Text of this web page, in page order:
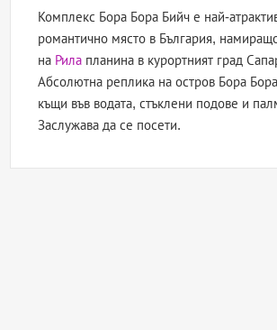
Комплекс Бора Бора Бийч е най-
романтично място в България,
на Рила планина в курортният град
Абсолютна реплика на остров Бора
къщи във водата, стъклени подове и
Заслужава да се посети.